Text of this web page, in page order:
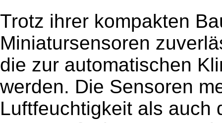
Trotz ihrer kompakten
Miniatursensoren
die zur automatischen
werden. Die Sensoren
Luftfeuchtigkeit als auch